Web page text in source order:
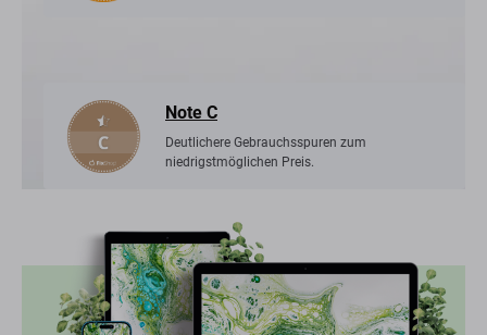
Note C
Deutlichere Gebrauchsspuren zum
niedrigstmöglichen Preis.